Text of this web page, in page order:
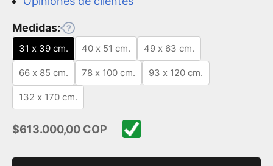
Medidas:
31 x 39 cm. 40 x 51 cm. 49 x 63 cm.
66 x 85 cm. 78 x 100 cm. 93 x 120 cm.
132 x 170 cm.
Precio de oferta
$613.000,00 COP